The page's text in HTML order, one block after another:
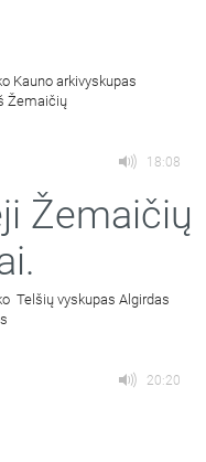
Kauno arkivyskupas
Žemaičių
18:08
Žemaičių
Telšių vyskupas Algirdas
20:20